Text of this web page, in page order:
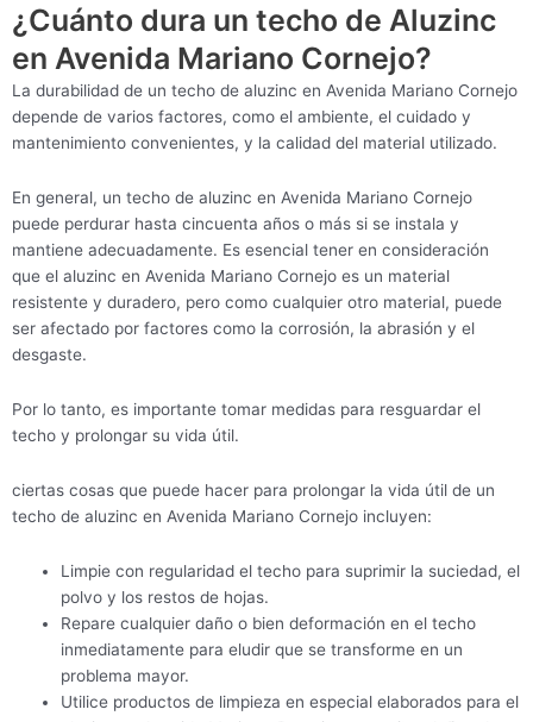
¿Cuánto dura un techo de Aluzinc
en Avenida Mariano Cornejo?
La durabilidad de un techo de aluzinc en Avenida Mariano Cornejo
depende de varios factores, como el ambiente, el cuidado y
mantenimiento convenientes, y la calidad del material utilizado.
En general, un techo de aluzinc en Avenida Mariano Cornejo
puede perdurar hasta cincuenta años o más si se instala y
mantiene adecuadamente. Es esencial tener en consideración
que el aluzinc en Avenida Mariano Cornejo es un material
resistente y duradero, pero como cualquier otro material, puede
ser afectado por factores como la corrosión, la abrasión y el
desgaste.
Por lo tanto, es importante tomar medidas para resguardar el
techo y prolongar su vida útil.
ciertas cosas que puede hacer para prolongar la vida útil de un
techo de aluzinc en Avenida Mariano Cornejo incluyen:
Limpie con regularidad el techo para suprimir la suciedad, el
polvo y los restos de hojas.
Repare cualquier daño o bien deformación en el techo
inmediatamente para eludir que se transforme en un
problema mayor.
Utilice productos de limpieza en especial elaborados para el